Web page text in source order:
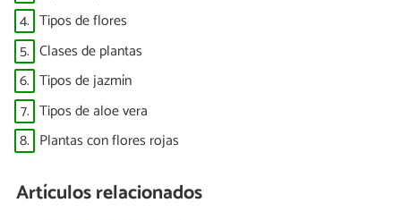
4. Tipos de flores
5. Clases de plantas
6. Tipos de jazmín
7. Tipos de aloe vera
8. Plantas con flores rojas
Artículos relacionados